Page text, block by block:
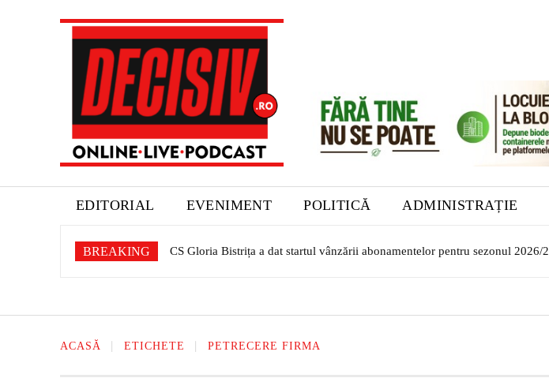
EDITORIAL EVENIMENT POLITICĂ ADMINISTRAȚIE
BREAKING CS Gloria Bistrița a dat startul vânzării abonamentelor pentru sezonul
ACASĂ ETICHETE PETRECERE FIRMA